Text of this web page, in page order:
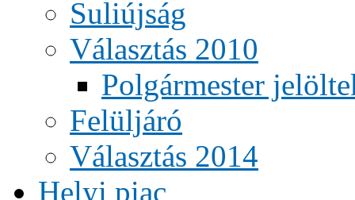
Suliújság
Választás 2010
Polgármester
Felüljáró
Választás 2014
Helyi piac